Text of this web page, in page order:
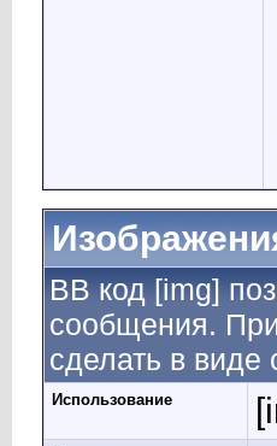
BB код [img]
сообщения.
сделать в виде
Использование